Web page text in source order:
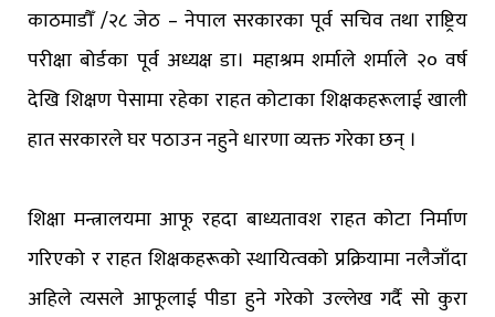
काठमाडौँ /२८ जेठ – नेपाल सरकारका पूर्व सचिव तथा राष्ट्रिय
परीक्षा बोर्डका पूर्व अध्यक्ष डा। महाश्रम शर्माले शर्माले २० वर्ष
देखि शिक्षण पेसामा रहेका राहत कोटाका शिक्षकहरूलाई खाली
हात सरकारले घर पठाउन नहुने धारणा व्यक्त गरेका छन् ।
शिक्षा मन्त्रालयमा आफू रहदा बाध्यतावश राहत कोटा निर्माण
गरिएको र राहत शिक्षकहरूको स्थायित्वको प्रक्रियामा नलैजाँदा
अहिले त्यसले आफूलाई पीडा हुने गरेको उल्लेख गर्दै सो कुरा